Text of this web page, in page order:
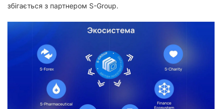
збігається з партнером S-Group.